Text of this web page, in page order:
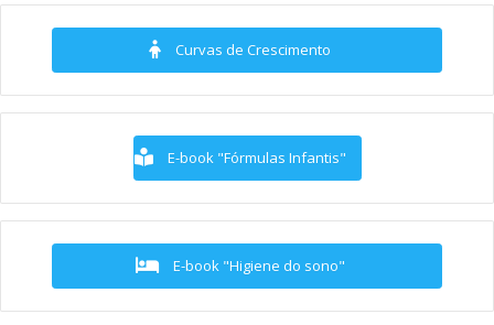
Curvas de Crescimento
E-book "Fórmulas Infantis"
E-book "Higiene do sono"